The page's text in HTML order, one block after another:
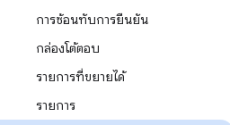
การซ้อนทับการยืนยัน
กล่องโต้ตอบ
รายการที่ขยายได้
รายการ